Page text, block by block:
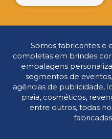
Somos fabricantes e
completas em brindes
embalagens
segmentos de
agências de publicidade,
praia, cosméticos,
entre outros, todas